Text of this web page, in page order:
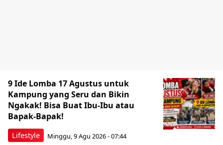
Lifestyle
9 Ide Lomba 17 Agustus untuk
Kampung yang Seru dan Bikin
Ngakak! Bisa Buat Ibu-Ibu atau
Bapak-Bapak!
Minggu, 9 Agu 2026 - 07:44